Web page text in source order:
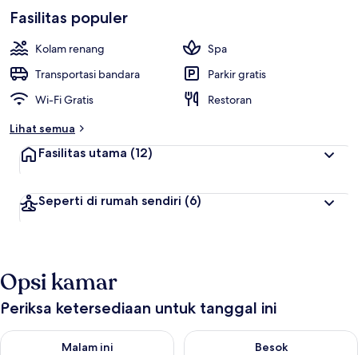
Fasilitas populer
Kolam renang
Spa
Transportasi bandara
Parkir gratis
Wi-Fi Gratis
Restoran
Lihat semua
Fasilitas utama (12)
Seperti di rumah sendiri (6)
Opsi kamar
Periksa ketersediaan untuk tanggal ini
Malam ini
Periksa ketersediaan untuk malam ini Agu 6 - Agu 7
Besok
Periksa ketersediaan untuk